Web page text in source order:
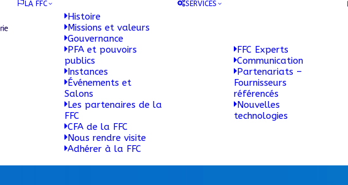
LA FFC
Histoire
Missions et valeurs
Gouvernance
PFA et pouvoirs
publics
Instances
Événements et
Salons
Les partenaires de la
FFC
CFA de la FFC
Nous rendre visite
Adhérer à la FFC
SERVICES
FFC Experts
Communication
Partenariats –
Fournisseurs
référencés
Nouvelles
technologies